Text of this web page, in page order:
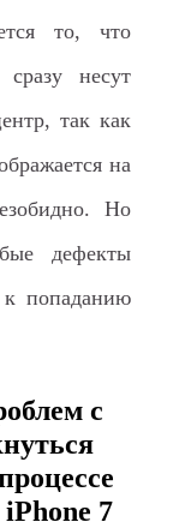
то, что
несут
так как
на
Но
дефекты
к попаданию
с
7